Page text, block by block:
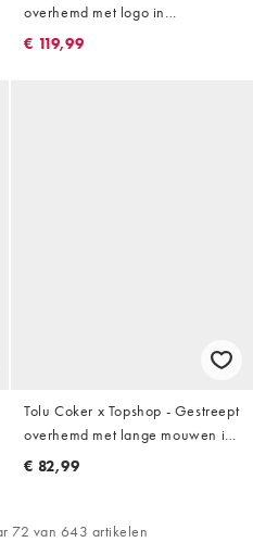
overhemd met logo in
bordeauxrode streep
€ 119,99
Tolu Coker x Topshop - Gestreept
overhemd met lange mouwen in
blauw
€ 82,99
72 van 643 artikelen